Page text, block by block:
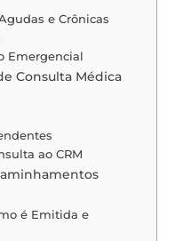
e Crônicas
Emergencial
Consulta Médica
ao CRM
é Emitida e